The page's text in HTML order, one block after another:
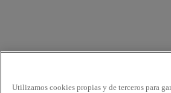
Utilizamos cookies propias y de terceros para